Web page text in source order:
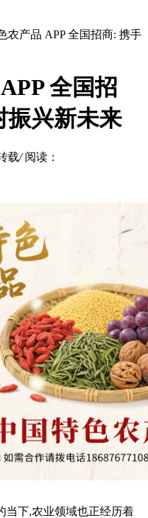
农产品 APP 全国招商: 携手
全国招
振兴新未来
载/ 阅读：
当下,农业领域也正经历着